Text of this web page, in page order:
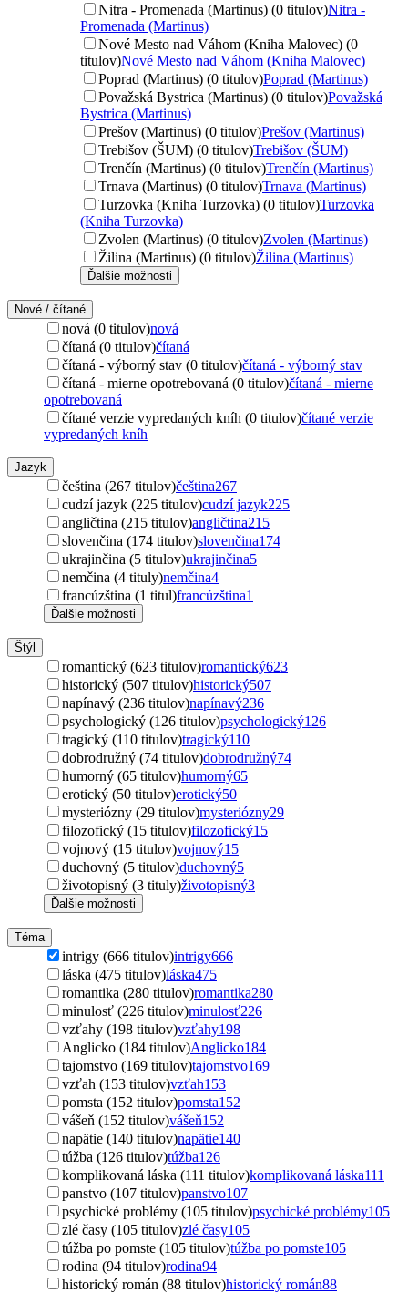
Nitra - Promenada (Martinus) (0 titulov)Nitra -
Promenada (Martinus)
Nové Mesto nad Váhom (Kniha Malovec) (0
titulov)Nové Mesto nad Váhom (Kniha Malovec)
Poprad (Martinus) (0 titulov)Poprad (Martinus)
Považská Bystrica (Martinus) (0 titulov)Považská
Bystrica (Martinus)
Prešov (Martinus) (0 titulov)Prešov (Martinus)
Trebišov (ŠUM) (0 titulov)Trebišov (ŠUM)
Trenčín (Martinus) (0 titulov)Trenčín (Martinus)
Trnava (Martinus) (0 titulov)Trnava (Martinus)
Turzovka (Kniha Turzovka) (0 titulov)Turzovka
(Kniha Turzovka)
Zvolen (Martinus) (0 titulov)Zvolen (Martinus)
Žilina (Martinus) (0 titulov)Žilina (Martinus)
Ďalšie možnosti
Nové / čítané
nová (0 titulov)nová
čítaná (0 titulov)čítaná
čítaná - výborný stav (0 titulov)čítaná - výborný stav
čítaná - mierne opotrebovaná (0 titulov)čítaná - mierne
opotrebovaná
čítané verzie vypredaných kníh (0 titulov)čítané verzie
vypredaných kníh
Jazyk
čeština (267 titulov)čeština267
cudzí jazyk (225 titulov)cudzí jazyk225
angličtina (215 titulov)angličtina215
slovenčina (174 titulov)slovenčina174
ukrajinčina (5 titulov)ukrajinčina5
nemčina (4 tituly)nemčina4
francúzština (1 titul)francúzština1
Ďalšie možnosti
Štýl
romantický (623 titulov)romantický623
historický (507 titulov)historický507
napínavý (236 titulov)napínavý236
psychologický (126 titulov)psychologický126
tragický (110 titulov)tragický110
dobrodružný (74 titulov)dobrodružný74
humorný (65 titulov)humorný65
erotický (50 titulov)erotický50
mysteriózny (29 titulov)mysteriózny29
filozofický (15 titulov)filozofický15
vojnový (15 titulov)vojnový15
duchovný (5 titulov)duchovný5
životopisný (3 tituly)životopisný3
Ďalšie možnosti
Téma
intrigy (666 titulov)intrigy666
láska (475 titulov)láska475
romantika (280 titulov)romantika280
minulosť (226 titulov)minulosť226
vzťahy (198 titulov)vzťahy198
Anglicko (184 titulov)Anglicko184
tajomstvo (169 titulov)tajomstvo169
vzťah (153 titulov)vzťah153
pomsta (152 titulov)pomsta152
vášeň (152 titulov)vášeň152
napätie (140 titulov)napätie140
túžba (126 titulov)túžba126
komplikovaná láska (111 titulov)komplikovaná láska111
panstvo (107 titulov)panstvo107
psychické problémy (105 titulov)psychické problémy105
zlé časy (105 titulov)zlé časy105
túžba po pomste (105 titulov)túžba po pomste105
rodina (94 titulov)rodina94
historický román (88 titulov)historický román88